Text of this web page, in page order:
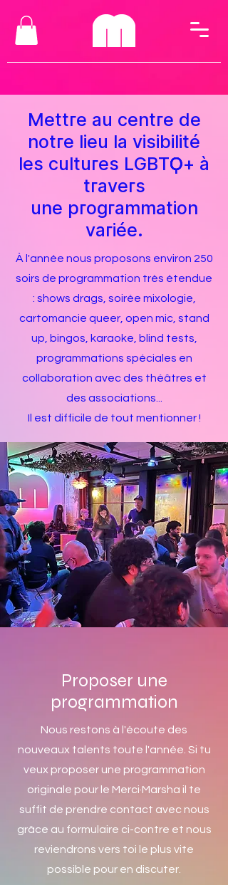
Mettre au centre de
notre lieu la visibilité
les cultures LGBTQ+ à
travers
une programmation
variée.
À l'année nous proposons environ 250
soirs de programmation très étendue
: shows drags, soirée mixologie,
cartomancie queer, open mic, stand
up, bingos, karaoke, blind tests,
programmations spéciales en
collaboration avec des théâtres et
des associations...
Il est difficile de tout mentionner !
Proposer une
programmation
Nous restons à l'écoute des
nouveaux talents toute l'année. Si tu
veux proposer une programmation
originale pour le Merci·Marsha il te
suffit de prendre contact avec nous
grâce au formulaire ci-contre et nous
reviendrons vers toi le plus vite
possible pour en discuter.